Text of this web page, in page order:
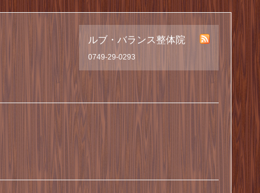
ルブ・バランス整体院
0749-29-0293